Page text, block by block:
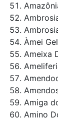
Àmei
Ameixa
Amiga
Amino